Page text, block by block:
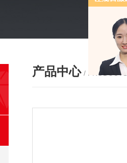
产品中心 / PRODUCTS